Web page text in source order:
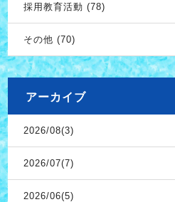
採用教育活動 (78)
その他 (70)
アーカイブ
2026/08(3)
2026/07(7)
2026/06(5)